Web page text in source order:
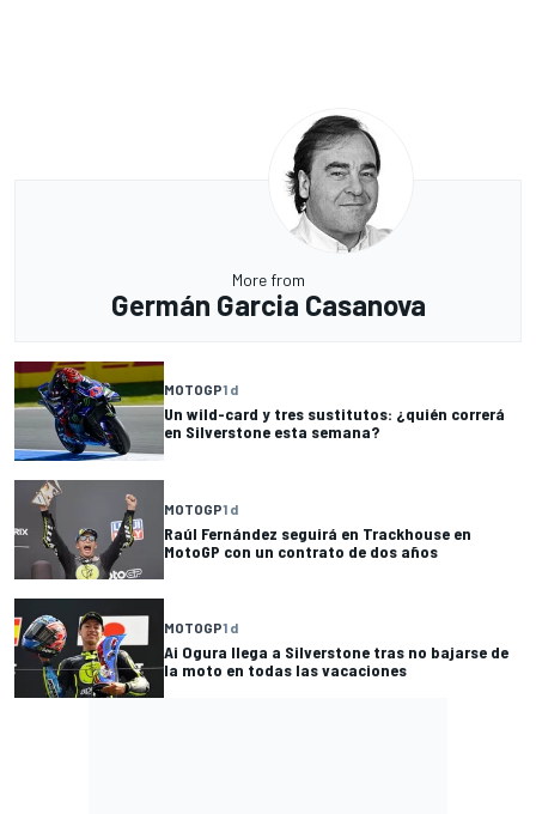
More from
Germán Garcia Casanova
MOTOGP1 d
Un wild-card y tres sustitutos: ¿quién correrá
en Silverstone esta semana?
MOTOGP1 d
Raúl Fernández seguirá en Trackhouse en
MotoGP con un contrato de dos años
MOTOGP1 d
Ai Ogura llega a Silverstone tras no bajarse de
la moto en todas las vacaciones